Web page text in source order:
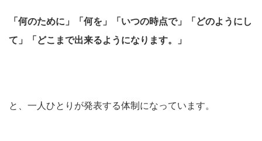
「何のために」「何を」「いつの時点で」「どのようにし
て」「どこまで出来るようになります。」
と、一人ひとりが発表する体制になっています。